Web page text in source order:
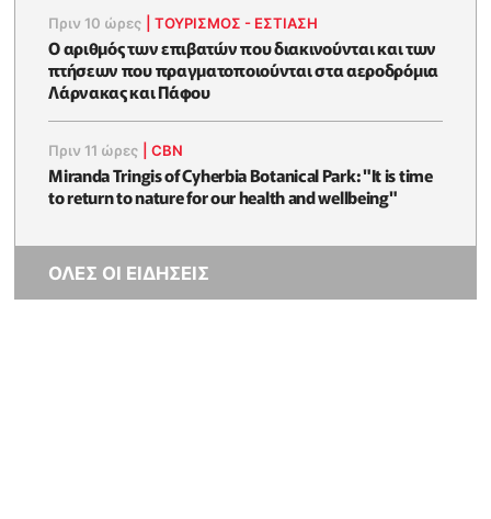
Πριν 10 ώρες |ΤΟΥΡΙΣΜΟΣ - ΕΣΤΙΑΣΗ
Ο αριθμός των επιβατών που διακινούνται και των
πτήσεων που πραγματοποιούνται στα αεροδρόμια
Λάρνακας και Πάφου
Πριν 11 ώρες |CBN
Miranda Tringis of Cyherbia Botanical Park: "It is time
to return to nature for our health and wellbeing"
ΟΛΕΣ ΟΙ ΕΙΔΗΣΕΙΣ